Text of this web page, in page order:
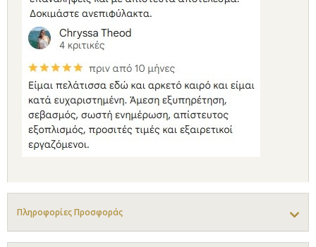
Πληροφορίες Προσφοράς